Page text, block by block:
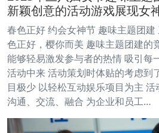
新颖创意的活动游戏展现女
春色正好 约会女神节 趣味主题团
色正好，樱你而美 趣味主题团建的
能够轻易激发参与者的热情 吸引每
活动中来 活动策划时体贴的考虑到
目极少 以轻松互动娱乐项目为主
沟通、交流、融合 为企业和员工…